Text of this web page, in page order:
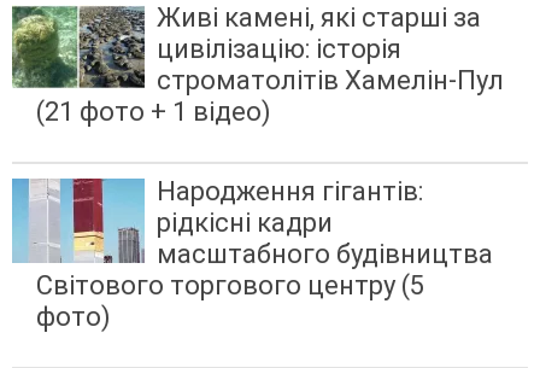
Живі камені, які старші за
цивілізацію: історія
строматолітів Хамелін-Пул
(21 фото + 1 відео)
Народження гігантів:
рідкісні кадри
масштабного будівництва
Світового торгового центру (5
фото)